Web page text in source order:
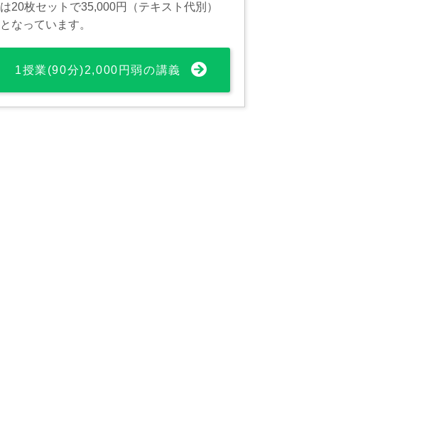
は20枚セットで35,000円（テキスト代別）
となっています。
1授業(90分)2,000円弱の講義